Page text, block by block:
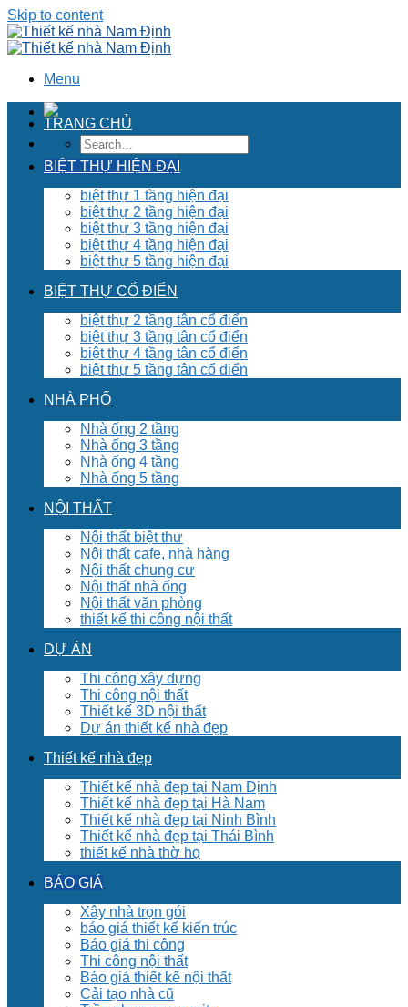
Skip to content
Menu
TRANG CHỦ
BIỆT THỰ HIỆN ĐẠI
biệt thự 1 tầng hiện đại
biệt thự 2 tầng hiện đại
biệt thự 3 tầng hiện đại
biệt thự 4 tầng hiện đại
biệt thự 5 tầng hiện đại
BIỆT THỰ CỔ ĐIỂN
biệt thự 2 tầng tân cổ điển
biệt thự 3 tầng tân cổ điển
biệt thự 4 tầng tân cổ điển
biệt thự 5 tầng tân cổ điển
NHÀ PHỐ
Nhà ống 2 tầng
Nhà ống 3 tầng
Nhà ống 4 tầng
Nhà ống 5 tầng
NỘI THẤT
Nội thất biệt thư
Nội thất cafe, nhà hàng
Nội thất chung cư
Nội thất nhà ống
Nội thất văn phòng
thiết kế thi công nội thất
DỰ ÁN
Thi công xây dựng
Thi công nội thất
Thiết kế 3D nội thất
Dự án thiết kế nhà đẹp
Thiết kế nhà đẹp
Thiết kế nhà đẹp tại Nam Định
Thiết kế nhà đẹp tại Hà Nam
Thiết kế nhà đẹp tại Ninh Bình
Thiết kế nhà đẹp tại Thái Bình
thiết kế nhà thờ họ
BÁO GIÁ
Xây nhà trọn gói
báo giá thiết kế kiến trúc
Báo giá thi công
Thi công nội thất
Báo giá thiết kế nội thất
Cải tạo nhà cũ